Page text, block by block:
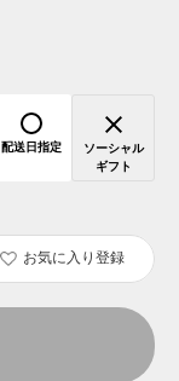
配送日指定
ソーシャル
ギフト
お気に入り登録